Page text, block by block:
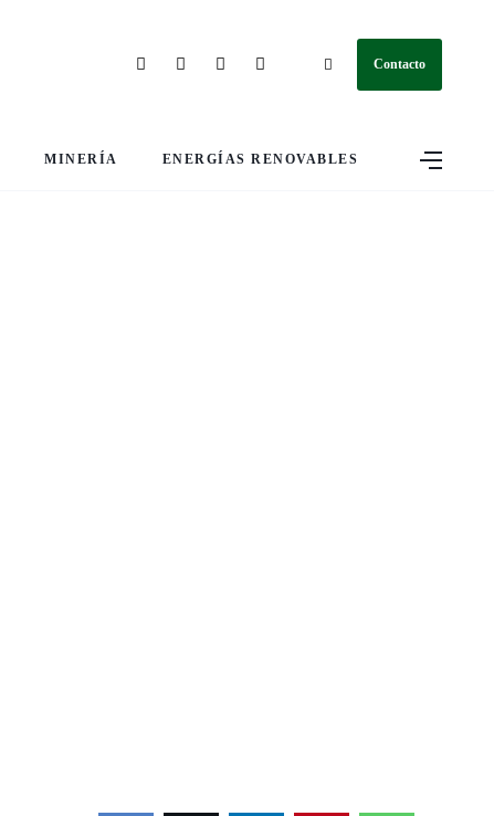
Contacto
MINERÍA ENERGÍAS RENOVABLES